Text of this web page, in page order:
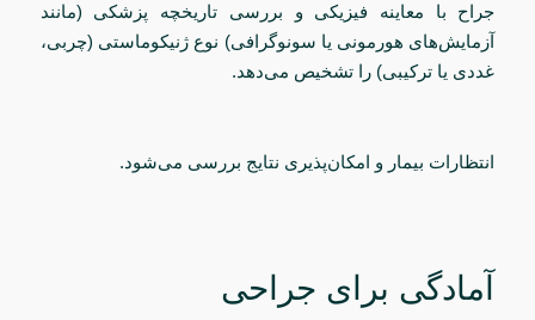
جراح با معاینه فیزیکی و بررسی تاریخچه پزشکی (مانند
آزمایش‌های هورمونی یا سونوگرافی) نوع ژنیکوماستی (چربی،
غددی یا ترکیبی) را تشخیص می‌دهد.
انتظارات بیمار و امکان‌پذیری نتایج بررسی می‌شود.
آمادگی برای جراحی